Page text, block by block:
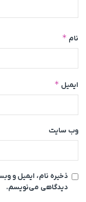
نام *
ایمیل *
وب‌ سایت
ذخیره نام، ایمیل و
دیدگاهی می‌نویسم.